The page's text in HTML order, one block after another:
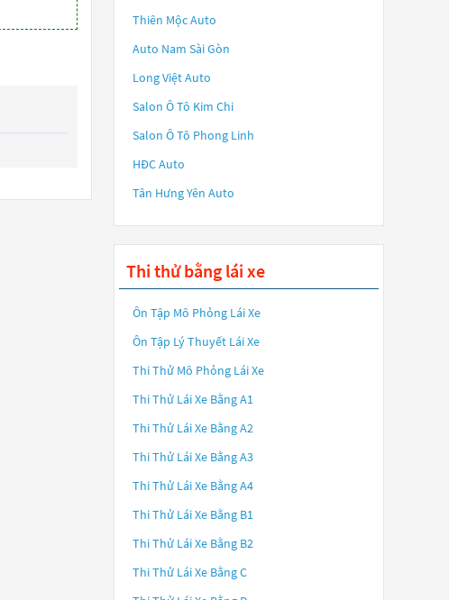
Thiên Mộc Auto
Auto Nam Sài Gòn
Long Việt Auto
Salon Ô Tô Kim Chi
Salon Ô Tô Phong Linh
HĐC Auto
Tân Hưng Yên Auto
Thi thử bằng lái xe
Ôn Tập Mô Phỏng Lái Xe
Ôn Tập Lý Thuyết Lái Xe
Thi Thử Mô Phỏng Lái Xe
Thi Thử Lái Xe Bằng A1
Thi Thử Lái Xe Bằng A2
Thi Thử Lái Xe Bằng A3
Thi Thử Lái Xe Bằng A4
Thi Thử Lái Xe Bằng B1
Thi Thử Lái Xe Bằng B2
Thi Thử Lái Xe Bằng C